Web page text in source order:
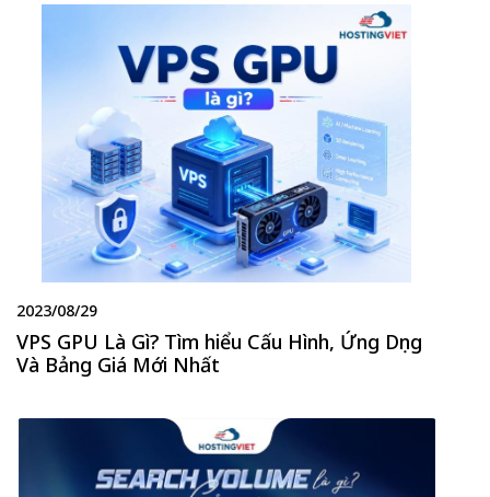
2023/08/29
VPS GPU Là Gì? Tìm hiểu Cấu Hình, Ứng Dụng
Và Bảng Giá Mới Nhất